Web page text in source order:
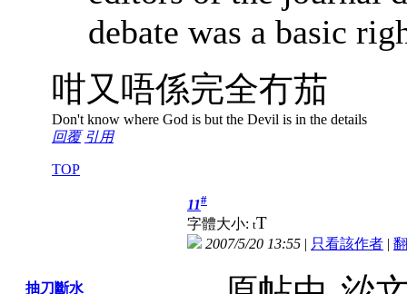
debate was a basic
咁又唔係完全冇茄
Don't know where God is but the Devil is in the details
回覆 引用
TOP
抽刀斷水
11#
字體大小: tT
2007/5/20 13:55 | 只看該作者 |